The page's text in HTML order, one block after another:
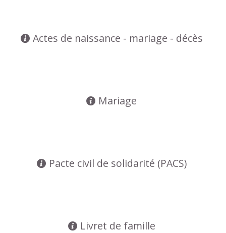
Actes de naissance - mariage - décès
Mariage
Pacte civil de solidarité (PACS)
Livret de famille